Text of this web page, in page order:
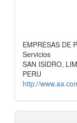
EMPRESAS DE
Servicios
SAN ISIDRO,
PERU
http://